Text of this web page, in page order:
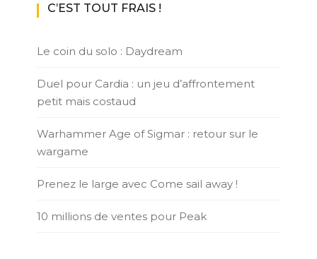
C’EST TOUT FRAIS !
Le coin du solo : Daydream
Duel pour Cardia : un jeu d’affrontement
petit mais costaud
Warhammer Age of Sigmar : retour sur le
wargame
Prenez le large avec Come sail away !
10 millions de ventes pour Peak